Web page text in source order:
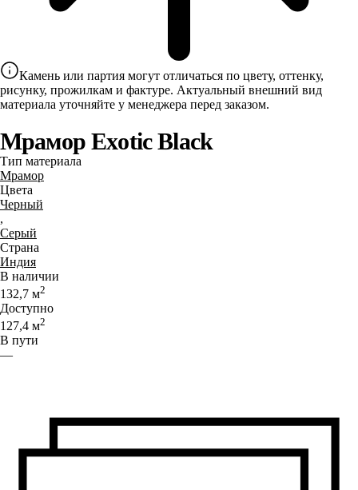
Камень или партия могут отличаться по цвету, оттенку,
рисунку, прожилкам и фактуре. Актуальный внешний вид
материала уточняйте у менеджера перед заказом.
Мрамор Exotic Black
Тип материала
Мрамор
Цвета
Черный
,
Серый
Страна
Индия
В наличии
132,7 м2
Доступно
127,4 м2
В пути
—